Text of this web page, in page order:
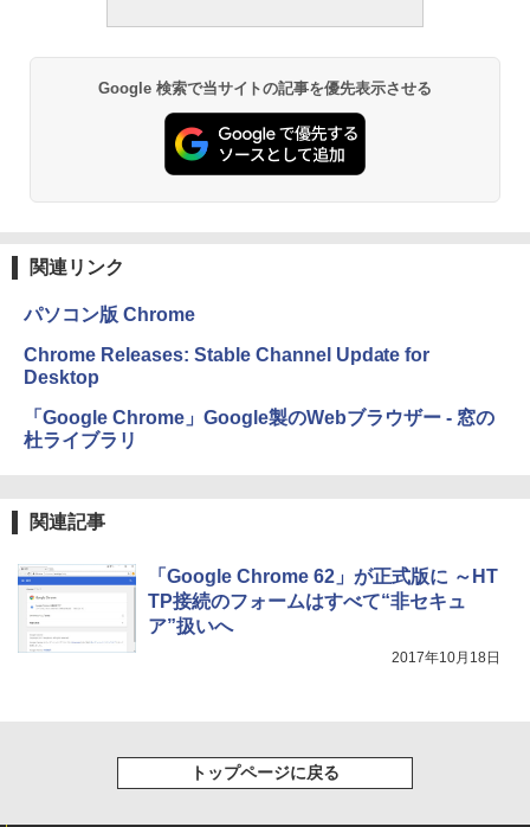
ラインコード版
Robloxギフトカード - 2,000 Robux 【限
定バーチャルアイテムを含む】 【オンラ
インゲームコード】 ロブロックス | オン
ラインコード版
Microsoft Office Home & Business 202
ows11、10/mac対応|PC2台
ClaudeCode いちばんやさしい 教科書:
非エンジニア 初心者 素人 でも安心 使い
方 マニュアル AI副業にもコンテンツ作成
にもKindle出版にも！ 非エンジニアのた
めのAIコーディング入門シリーズ
出す プロンプトの言葉 AI画像生成シリー
るさ自動調整、色調調節ライト、12週間
￥27,980
Amazon Kindle Paperwhite (16GB) 7イ
ンチディスプレイ、色調調節ライト、12
Amazon Kindle Colorsoft | 16GBストレ
テリー、広告無し、ブラック (2025年発
11インチカラーディスプレイ、64GBスト
レージ、ノート機能搭載、明るさ自動調
整、色調調節ライト、プレミアムペン付
き、グラファイト
Google 検索で当サイトの記事を優先表示させる
関連リンク
パソコン版 Chrome
Chrome Releases: Stable Channel Update for
Desktop
「Google Chrome」Google製のWebブラウザー - 窓の
杜ライブラリ
関連記事
「Google Chrome 62」が正式版に ～HT
TP接続のフォームはすべて“非セキュ
ア”扱いへ
2017年10月18日
トップページに戻る